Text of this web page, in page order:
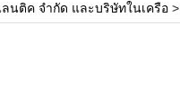
นติค จำกัด และบริษัทในเครือ>